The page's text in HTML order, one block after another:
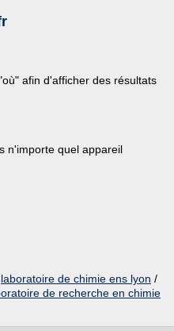
afin d'afficher des résultats
n'importe quel appareil
laboratoire de chimie ens lyon /
de recherche en chimie